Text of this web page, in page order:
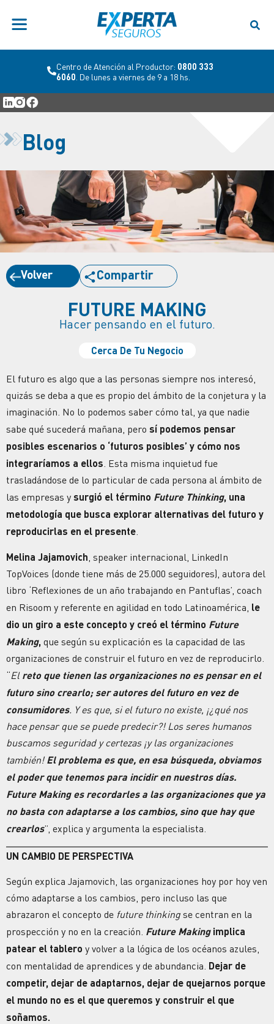
Centro de Atención al Cliente: 0800 777 7278
De lunes a viernes de 8 a 20 hs y sábados de 8 a
12 hs
Blog
Volver Compartir
FUTURE MAKING
Hacer pensando en el futuro.
Cerca De Tu Negocio
El futuro es algo que a las personas siempre nos interesó,
quizás se deba a que es propio del ámbito de la conjetura y la
imaginación. No lo podemos saber cómo tal, ya que nadie
sabe qué sucederá mañana, pero sí podemos pensar
posibles escenarios o ‘futuros posibles’ y cómo nos
integraríamos a ellos . Esta misma inquietud fue
trasladándose de lo particular de cada persona al ámbito de
las empresas y surgió el término Future Thinking, una
metodología que busca explorar alternativas del futuro y
reproducirlas en el presente
Melina Jajamovich, speaker internacional, LinkedIn
TopVoices (donde tiene más de 25.000 seguidores), autora del
libro ‘Reflexiones de un año trabajando en Pantuflas’, coach
en Risoom y referente en agilidad en todo Latinoamérica, le
dio un giro a este concepto y creó el término Future
Making, que según su explicación es la capacidad de las
organizaciones de construir el futuro en vez de reproducirlo.
“El reto que tienen las organizaciones no es pensar en el
futuro sino crearlo; ser autores del futuro en vez de
consumidores. Y es que, si el futuro no existe, ¡¿qué nos
hace pensar que se puede predecir?! Los seres humanos
buscamos seguridad y certezas ¡y las organizaciones
también! El problema es que, en esa búsqueda, obviamos
el poder que tenemos para incidir en nuestros días.
Future Making es recordarles a las organizaciones que ya
no basta con adaptarse a los cambios, sino que hay que
crearlos”, explica y argumenta la especialista.
UN CAMBIO DE PERSPECTIVA
Según explica Jajamovich, las organizaciones hoy por hoy ven
cómo adaptarse a los cambios, pero incluso las que
abrazaron el concepto de future thinking se centran en la
prospección y no en la creación. Future Makingimplica
patear el tablero y volver a la lógica de los océanos azules,
con mentalidad de aprendices y de abundancia. Dejar de
competir, dejar de adaptarnos, dejar de quejarnos porque
el mundo no es el que queremos y construir el que
soñamos.